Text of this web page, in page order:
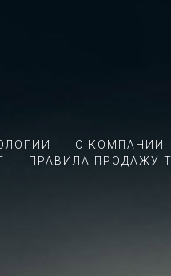
О КОМПАНИИ
ПРАВИЛА ПРОДАЖУ